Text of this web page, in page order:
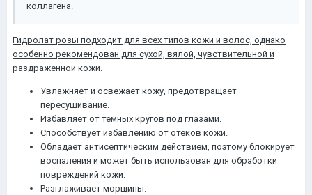
коллагена.
Гидролат розы подходит для всех типов кожи и волос, однако
особенно рекомендован для сухой, вялой, чувствительной и
раздраженной кожи.
Увлажняет и освежает кожу, предотвращает
пересушивание.
Избавляет от темных кругов под глазами.
Способствует избавлению от отёков кожи.
Обладает антисептическим действием, поэтому блокирует
воспаления и может быть использован для обработки
повреждений кожи.
Разглаживает морщины.